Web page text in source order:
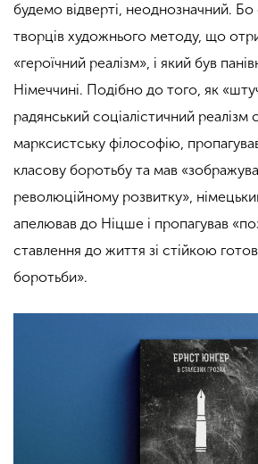
будемо відверті, неоднозначний. Бо
творців художнього методу, що
«героїчний реалізм», і який був
Німеччині. Подібно до того, як
радянський соціалістичний реалізм
марксистську філософію,
класову боротьбу та мав
революційному розвитку»,
апелював до Ніцше і пропагував
ставлення до життя зі стійкою
боротьби».